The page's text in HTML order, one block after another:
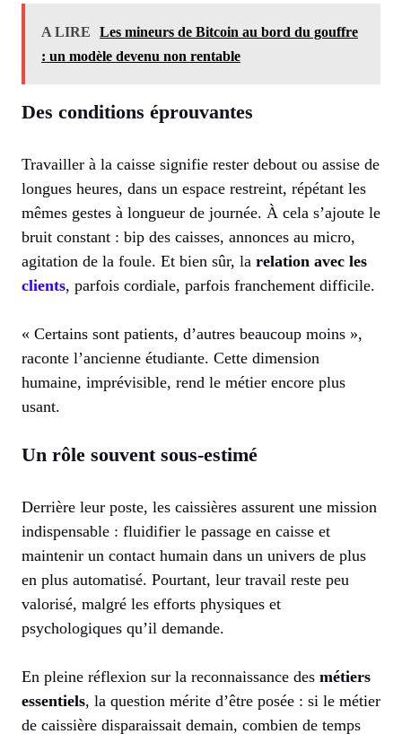
A LIRE
Les mineurs de Bitcoin au bord du gouffre
: un modèle devenu non rentable
Des conditions éprouvantes
Travailler à la caisse signifie rester debout ou assise de
longues heures, dans un espace restreint, répétant les
mêmes gestes à longueur de journée. À cela s’ajoute le
bruit constant : bip des caisses, annonces au micro,
agitation de la foule. Et bien sûr, la relation avec les
clients, parfois cordiale, parfois franchement difficile.
« Certains sont patients, d’autres beaucoup moins »,
raconte l’ancienne étudiante. Cette dimension
humaine, imprévisible, rend le métier encore plus
usant.
Un rôle souvent sous-estimé
Derrière leur poste, les caissières assurent une mission
indispensable : fluidifier le passage en caisse et
maintenir un contact humain dans un univers de plus
en plus automatisé. Pourtant, leur travail reste peu
valorisé, malgré les efforts physiques et
psychologiques qu’il demande.
En pleine réflexion sur la reconnaissance des métiers
essentiels, la question mérite d’être posée : si le métier
de caissière disparaissait demain, combien de temps